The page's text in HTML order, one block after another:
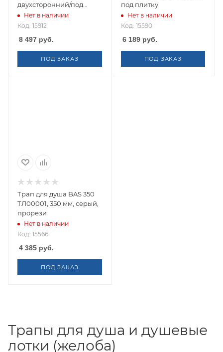
двухсторонний/под
плитку
Нет в наличии
Код: 15912
8 497 руб.
ПОД ЗАКАЗ
под плитку
Нет в наличии
Код: 15590
6 189руб.
ПОД ЗАКАЗ
Трап для душа BAS 350
ТЛ00001, 350 мм, серый,
прорези
Нет в наличии
Код: 15566
4 385 руб.
ПОД ЗАКАЗ
Трапы для душа и душевые
лотки (желоба)